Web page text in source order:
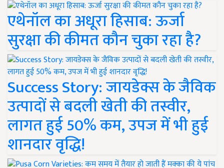
एथेनॉल का अधूरा हिसाब: ऊर्जा
सुरक्षा की कीमत कौन चुका रहा है?
Success Story: जायडेक्स के जैविक
उत्पादों से बदली खेती की तस्वीर,
लागत हुई 50% कम, उपज में भी हुई
शानदार वृद्धि!